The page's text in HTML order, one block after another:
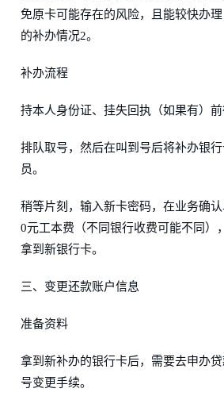
免原卡可能存在的风险，且能较快办
的补办情况2。
补办流程
持本人身份证、挂失回执（如果有）前
排队取号，然后在叫到号后将补办银
员。
稍等片刻，输入新卡密码，在业务确
0元工本费（不同银行收费可能不同）
拿到新银行卡。
三、变更还款账户信息
准备资料
拿到新补办的银行卡后，需要去申办
号变更手续。